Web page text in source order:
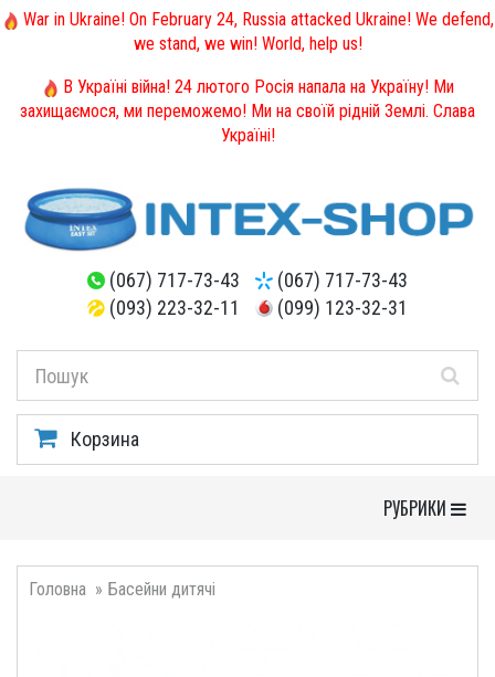
War in Ukraine! On February 24, Russia attacked Ukraine! We defend,
we stand, we win! World, help us!
В Україні війна! 24 лютого Росія напала на Україну! Ми
захищаємося, ми переможемо! Ми на своїй рідній Землі. Слава
Україні!
(067) 717-73-43
(067) 717-73-43
(093) 223-32-11
(099) 123-32-31
Корзина
Toggle
РУБРИКИ
Головна Басейни дитячі